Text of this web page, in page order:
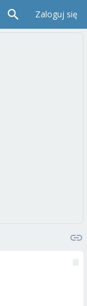
Zaloguj się